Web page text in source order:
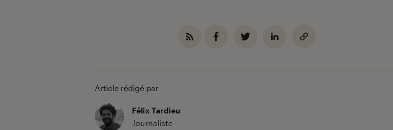
Article rédigé par
Félix Tardieu
Journaliste